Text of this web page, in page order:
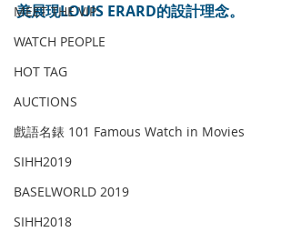
MEET THE VIP
WATCH PEOPLE
HOT TAG
AUCTIONS
戲語名錶 101 Famous Watch in Movies
SIHH2019
BASELWORLD 2019
SIHH2018
美展現LOUIS ERARD的設計理念。